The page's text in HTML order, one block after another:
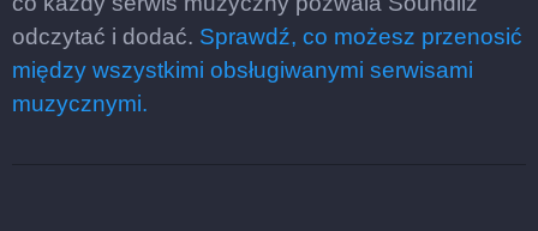
odczytać i dodać. Sprawdź, co możesz przenosić
między wszystkimi obsługiwanymi serwisami
muzycznymi.